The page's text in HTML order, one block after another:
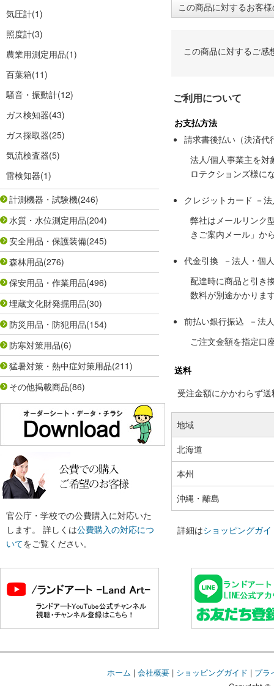
気圧計(1)
照度計(3)
農業用測定用品(1)
百葉箱(11)
騒音・振動計(12)
ガス検知器(43)
ガス採取器(25)
気流検査器(5)
雷検知器(1)
計測機器・試験機(246)
水質・水位測定用品(204)
安全用品・保護装備(245)
森林用品(276)
保安用品・作業用品(496)
埋蔵文化財発掘用品(30)
防災用品・防犯用品(154)
防寒対策用品(6)
猛暑対策・熱中症対策用品(211)
その他掲載商品(86)
官公庁・学校での公費購入に対応いた
します。 詳しくは公費購入の対応につ
いてをご覧ください。
この商品に対するお客
この商品に対するご感
ご利用について
お支払方法
請求書後払い（決済代
法人/個人事業主を対
ロテクションズ様に
クレジットカード －
弊社はメールリンク
きご案内メール」か
代金引換 －法人・個
配達時に商品と引き
数料が別途かかりま
前払い銀行振込 －法
ご注文金額を指定口
送料
受注金額にかかわらず
地域
北海道
本州
沖縄・離島
詳細はショッピングガイ
ホーム | 会社概要| ショッピングガイド | プラ